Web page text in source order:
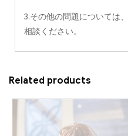
3.その他の問題については、
相談ください。
Related products